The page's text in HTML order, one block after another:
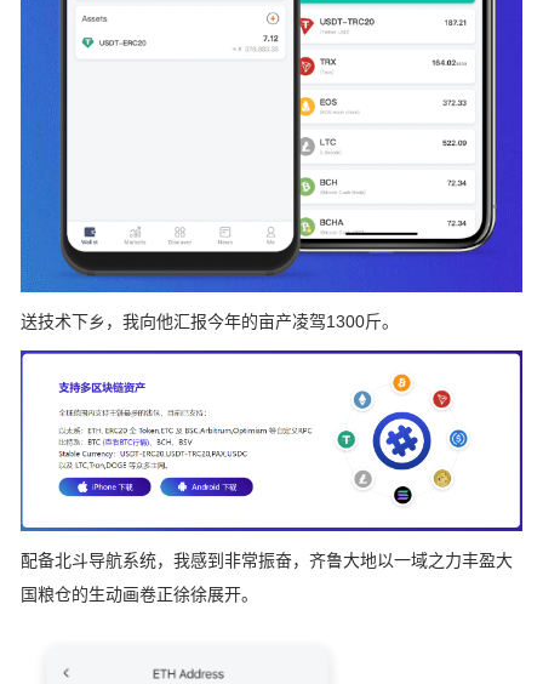
送技术下乡，我向他汇报今年的亩产凌驾1300斤。
配备北斗导航系统，我感到非常振奋，齐鲁大地以一域之力丰盈大
国粮仓的生动画卷正徐徐展开。